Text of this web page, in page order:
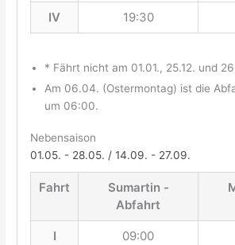
IV 19:30
* Fährt nicht am 01.01., 25.12. und
Am 06.04. (Ostermontag) ist die
um 06:00.
Nebensaison
01.05. - 28.05. / 14.09. - 27.09.
Fahrt
Sumartin -
Abfahrt
I 09:00